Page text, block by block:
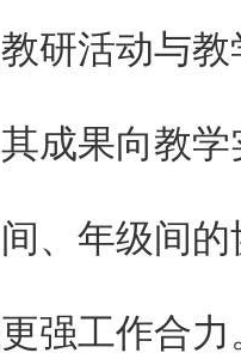
研活动与
成果向教
、年级间
强工作合力